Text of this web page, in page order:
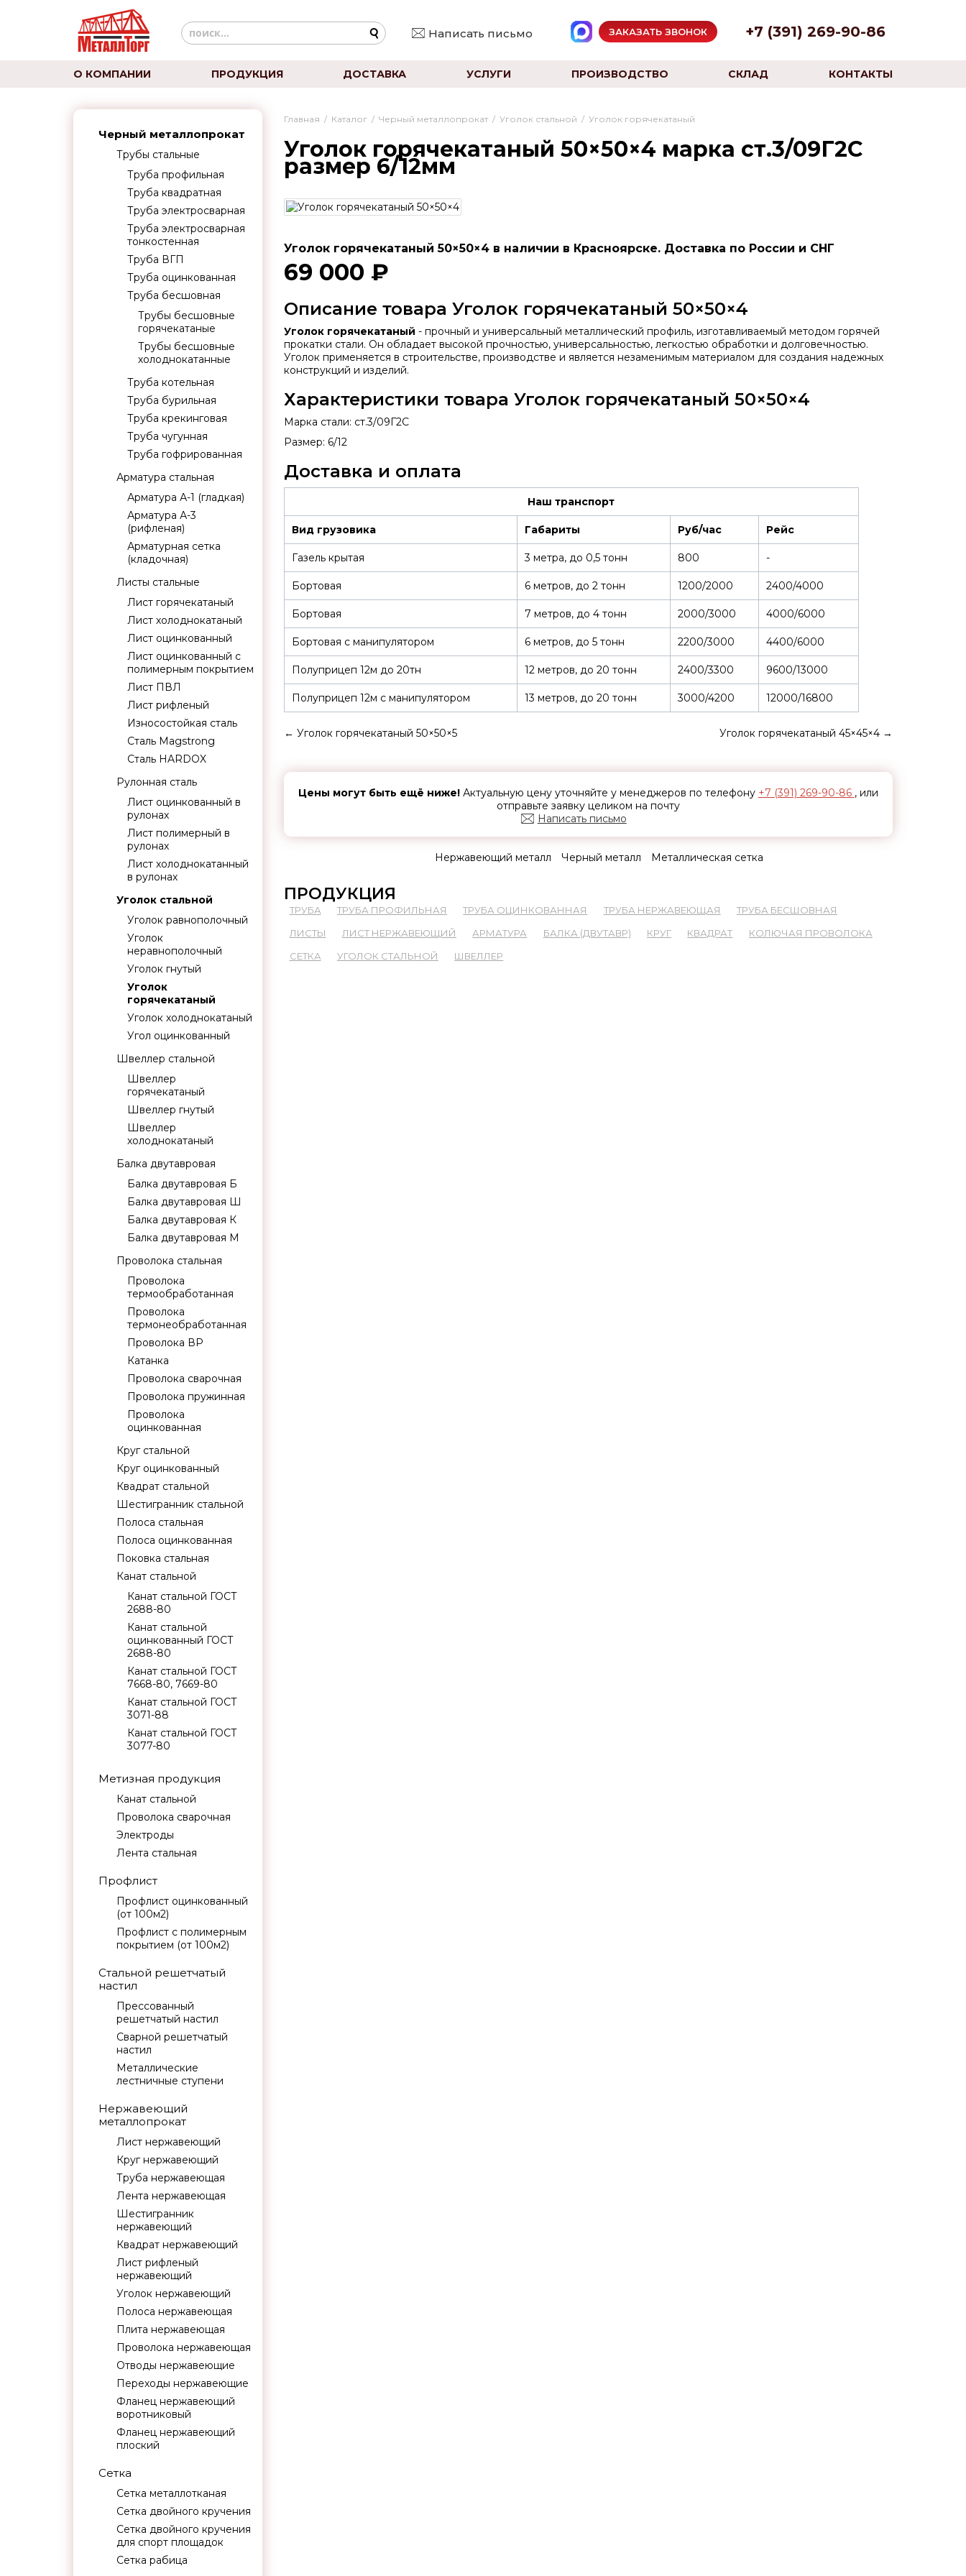
Написать письмо ЗАКАЗАТЬ ЗВОНОК +7 (391) 269-90-86
О КОМПАНИИ ПРОДУКЦИЯ ДОСТАВКА УСЛУГИ ПРОИЗВОДСТВО СКЛАД КОНТАКТЫ
Черный металлопрокат
Трубы стальные
Труба профильная
Труба квадратная
Труба электросварная
Труба электросварная
тонкостенная
Труба ВГП
Труба оцинкованная
Труба бесшовная
Трубы бесшовные
горячекатаные
Трубы бесшовные
холоднокатанные
Труба котельная
Труба бурильная
Труба крекинговая
Труба чугунная
Труба гофрированная
Арматура стальная
Арматура А-1 (гладкая)
Арматура А-3
(рифленая)
Арматурная сетка
(кладочная)
Листы стальные
Лист горячекатаный
Лист холоднокатаный
Лист оцинкованный
Лист оцинкованный с
полимерным покрытием
Лист ПВЛ
Лист рифленый
Износостойкая сталь
Сталь Magstrong
Сталь HARDOX
Рулонная сталь
Лист оцинкованный в
рулонах
Лист полимерный в
рулонах
Лист холоднокатанный
в рулонах
Уголок стальной
Уголок равнополочный
Уголок
неравнополочный
Уголок гнутый
Уголок
горячекатаный
Уголок холоднокатаный
Угол оцинкованный
Швеллер стальной
Швеллер
горячекатаный
Швеллер гнутый
Швеллер
холоднокатаный
Балка двутавровая
Балка двутавровая Б
Балка двутавровая Ш
Балка двутавровая К
Балка двутавровая М
Проволока стальная
Проволока
термообработанная
Проволока
термонеобработанная
Проволока ВР
Катанка
Проволока сварочная
Проволока пружинная
Проволока
оцинкованная
Круг стальной
Круг оцинкованный
Квадрат стальной
Шестигранник стальной
Полоса стальная
Полоса оцинкованная
Поковка стальная
Канат стальной
Канат стальной ГОСТ
2688-80
Канат стальной
оцинкованный ГОСТ
2688-80
Канат стальной ГОСТ
7668-80, 7669-80
Канат стальной ГОСТ
3071-88
Канат стальной ГОСТ
3077-80
Метизная продукция
Канат стальной
Проволока сварочная
Электроды
Лента стальная
Профлист
Профлист оцинкованный
(от 100м2)
Профлист с полимерным
покрытием (от 100м2)
Стальной решетчатый
настил
Прессованный
решетчатый настил
Сварной решетчатый
настил
Металлические
лестничные ступени
Нержавеющий
металлопрокат
Лист нержавеющий
Круг нержавеющий
Труба нержавеющая
Лента нержавеющая
Шестигранник
нержавеющий
Квадрат нержавеющий
Лист рифленый
нержавеющий
Уголок нержавеющий
Полоса нержавеющая
Плита нержавеющая
Проволока нержавеющая
Отводы нержавеющие
Переходы нержавеющие
Фланец нержавеющий
воротниковый
Фланец нержавеющий
плоский
Сетка
Сетка металлотканая
Сетка двойного кручения
Сетка двойного кручения
для спорт площадок
Сетка рабица
Главная / Каталог / Черный металлопрокат / Уголок стальной / Уголок горячекатаный
Уголок горячекатаный 50×50×4 марка ст.3/09Г2С
размер 6/12мм
Уголок горячекатаный 50×50×4 в наличии в Красноярске. Доставка по России и СНГ
69 000 ₽
Описание товара Уголок горячекатаный 50×50×4
Уголок горячекатаный - прочный и универсальный металлический профиль, изготавливаемый методом горячей
прокатки стали. Он обладает высокой прочностью, универсальностью, легкостью обработки и долговечностью.
Уголок применяется в строительстве, производстве и является незаменимым материалом для создания надежных
конструкций и изделий.
Характеристики товара Уголок горячекатаный 50×50×4
Марка стали: ст.3/09Г2С
Размер: 6/12
Доставка и оплата
Наш транспорт
Вид грузовика Габариты Руб/час Рейс
Газель крытая 3 метра, до 0,5 тонн 800 -
Бортовая 6 метров, до 2 тонн 1200/2000 2400/4000
Бортовая 7 метров, до 4 тонн 2000/3000 4000/6000
Бортовая с манипулятором 6 метров, до 5 тонн 2200/3000 4400/6000
Полуприцеп 12м до 20тн 12 метров, до 20 тонн 2400/3300 9600/13000
Полуприцеп 12м с манипулятором 13 метров, до 20 тонн 3000/4200 12000/16800
← Уголок горячекатаный 50×50×5 Уголок горячекатаный 45×45×4 →
Цены могут быть ещё ниже!Актуальную цену уточняйте у менеджеров по телефону +7 (391) 269-90-86 , или
отправьте заявку целиком на почту
Написать письмо
Нержавеющий металл Черный металл Металлическая сетка
ПРОДУКЦИЯ
ТРУБА ТРУБА ПРОФИЛЬНАЯ ТРУБА ОЦИНКОВАННАЯ ТРУБА НЕРЖАВЕЮЩАЯ
ТРУБА БЕСШОВНАЯ
ЛИСТЫ
ЛИСТ НЕРЖАВЕЮЩИЙ АРМАТУРА БАЛКА (ДВУТАВР) КРУГ КВАДРАТ
КОЛЮЧАЯ ПРОВОЛОКА
СЕТКА
УГОЛОК СТАЛЬНОЙ ШВЕЛЛЕР